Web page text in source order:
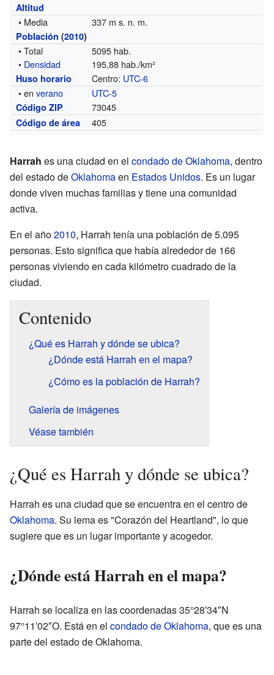
Altitud
• Media 337 m s. n. m.
Población (2010)
• Total
5095 hab.
• Densidad 195,88 hab./km²
Huso horario Centro: UTC-6
• enverano UTC-5
Código ZIP 73045
Código de área 405
Harrah es una ciudad en el condado de Oklahoma, dentro
del estado deOklahomaen Estados Unidos. Es un lugar
donde viven muchas familias y tiene una comunidad
activa.
En el año2010, Harrah tenía una población de 5.095
personas. Esto significa que había alrededor de 166
personas viviendo en cada kilómetro cuadrado de la
ciudad.
Contenido
¿Qué es Harrah y dónde se ubica?
¿Dónde está Harrah en el mapa?
¿Cómo es la población de Harrah?
Galería de imágenes
Véase también
¿Qué es Harrah y dónde se ubica?
Harrah es una ciudad que se encuentra en el centro de
Oklahoma. Su lema es "Corazón del Heartland", lo que
sugiere que es un lugar importante y acogedor.
¿Dónde está Harrah en el mapa?
Harrah se localiza en las coordenadas 35°28′34″N
97°11′02″O. Está en el condado de Oklahoma, que es una
parte del estado de Oklahoma.